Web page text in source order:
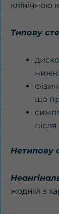
клінічною
Типову
що
Нетипову
жодній з